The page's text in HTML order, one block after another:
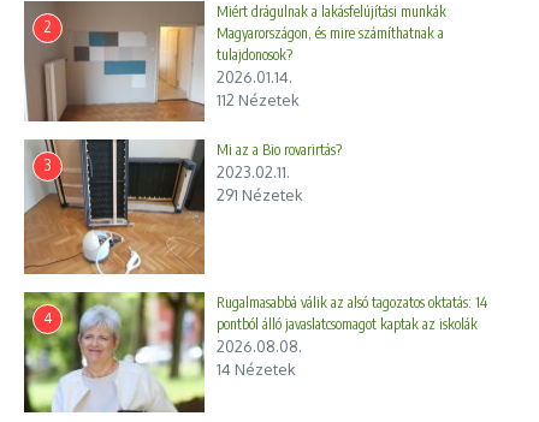
2
Miért drágulnak a lakásfelújítási munkák
Magyarországon, és mire számíthatnak a
tulajdonosok?
2026.01.14.
112 Nézetek
3
Mi az a Bio rovarirtás?
2023.02.11.
291 Nézetek
4
Rugalmasabbá válik az alsó tagozatos oktatás: 14
pontból álló javaslatcsomagot kaptak az iskolák
2026.08.08.
14 Nézetek